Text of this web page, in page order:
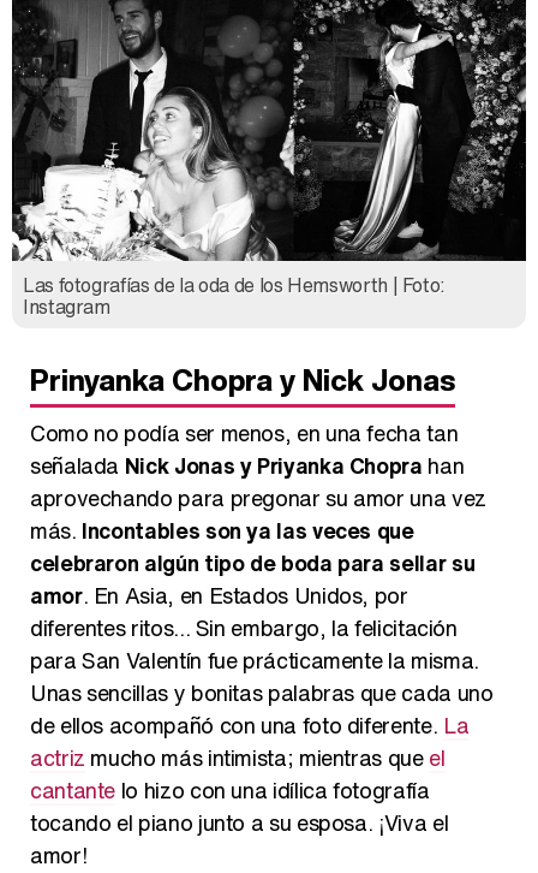
Las fotografías de la oda de los Hemsworth | Foto:
Instagram
Prinyanka Chopra y Nick Jonas
Como no podía ser menos, en una fecha tan
señalada Nick Jonas y Priyanka Chopra han
aprovechando para pregonar su amor una vez
más. Incontables son ya las veces que
celebraron algún tipo de boda para sellar su
amor. En Asia, en Estados Unidos, por
diferentes ritos... Sin embargo, la felicitación
para San Valentín fue prácticamente la misma.
Unas sencillas y bonitas palabras que cada uno
de ellos acompañó con una foto diferente. La
actriz mucho más intimista; mientras queel
cantante lo hizo con una idílica fotografía
tocando el piano junto a su esposa. ¡Viva el
amor!